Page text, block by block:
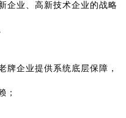
企业、高新技术企业的战略
牌企业提供系统底层保障，
；